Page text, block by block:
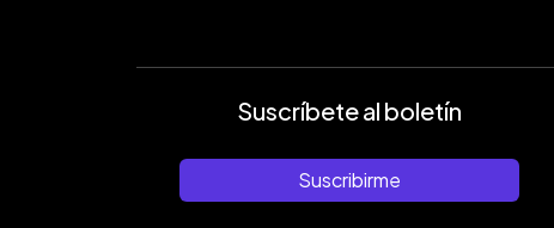
Suscríbete al boletín
Suscribirme